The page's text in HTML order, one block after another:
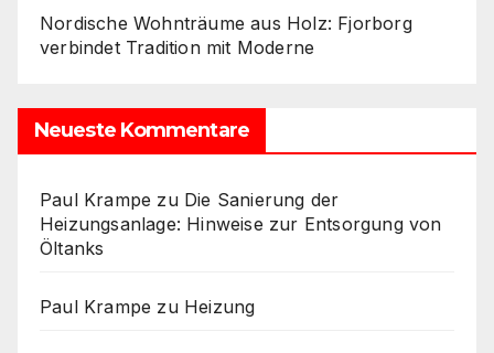
Nordische Wohnträume aus Holz: Fjorborg
verbindet Tradition mit Moderne
Neueste Kommentare
Paul Krampe zu Die Sanierung der
Heizungsanlage: Hinweise zur Entsorgung von
Öltanks
Paul Krampe zu Heizung